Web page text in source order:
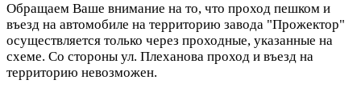
Обращаем Ваше внимание на то, что проход пешком и
въезд на автомобиле на территорию завода "Прожектор"
осуществляется только через проходные, указанные на
схеме. Со стороны ул. Плеханова проход и въезд на
территорию невозможен.